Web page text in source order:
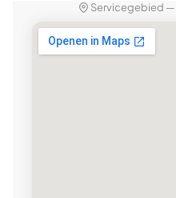
Servicegebied —